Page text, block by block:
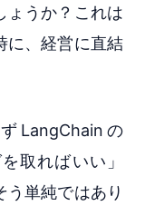
ょうか？これは
に、経営に直結
LangChainの
取ればいい」
う単純ではあり